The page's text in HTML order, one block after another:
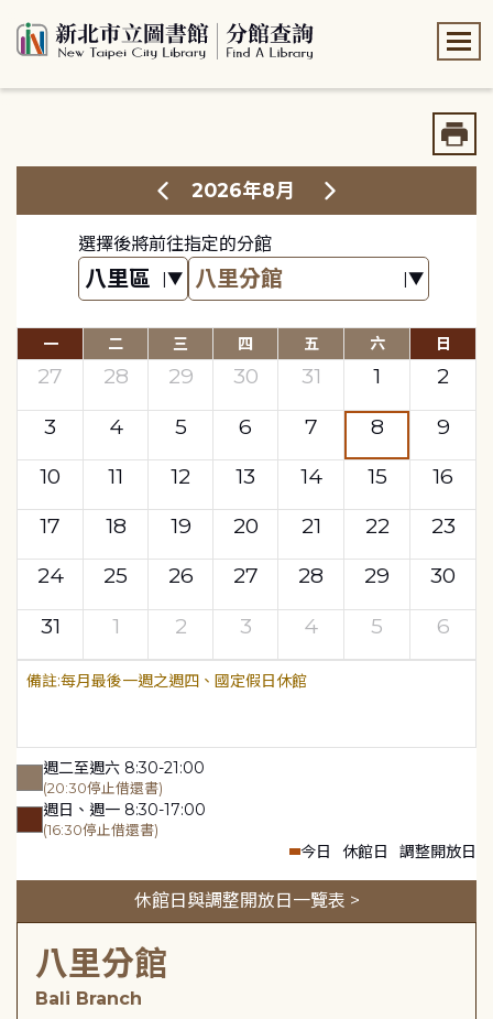
2026年8月
選擇後將前往指定的分館
一 二 三 四 五 六 日
27 28 29 30 31 1
2
3
4 5 6 7 8
9
10
11 12 13 14 15
16
17
18 19 20 21 22
23
24
25 26 27 28 29
30
31
1 2 3 4 5 6
每月最後一週之週四、國定假日休館
週二至週六 8:30-21:00
(20:30停止借還書)
週日、週一 8:30-17:00
(16:30停止借還書)
今日 休館日 調整開放日
休館日與調整開放日一覽表 >
八里分館
Bali Branch